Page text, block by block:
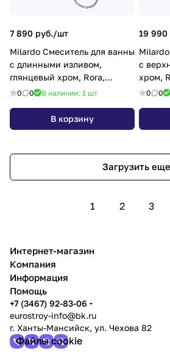
7 890 руб./шт
Milardo Смеситель для ванны
с длинными изливом,
глянцевый хром, Rora,
Milardo, RORSB00M10
0 0 В наличии: 1 шт
В корзину
19
с
хром,
0 0
Загрузить еще
1 2 3
Файлы cookie
Интернет-магазин
Компания
Информация
Помощь
+7 (3467) 92-83-06
eurostroy-info@bk.ru
г. Ханты-Мансийск, ул. Чехова 82